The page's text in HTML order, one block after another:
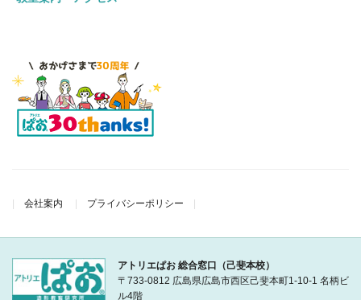
会社案内 プライバシーポリシー
アトリエぱお 総合窓口（己斐本校）
〒733-0812 広島県広島市西区己斐本町1-10-1 名柄ビ
ル4階